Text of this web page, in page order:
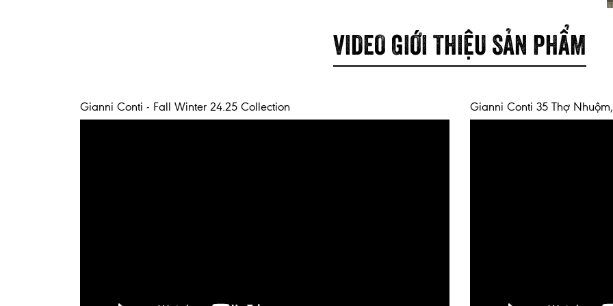
VIDEO GIỚI THIỆU SẢN PHẨM
Gianni Conti - Fall Winter 24.25 Collection Gianni Conti 35 Thợ